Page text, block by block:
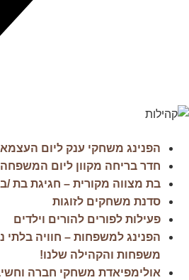
הפנינג משחקי ענק ליום
חדר בריחה מקוון ליום המשפחה
בת מצווה מקורית – חגיגת בת /
סדנת משחקים לזוגות
פעילות לפורים להורים וילדים
הפנינג למשפחות – חוויה
משפחות והקהילה שלנו!
אולימפיאדת משחקי חברה